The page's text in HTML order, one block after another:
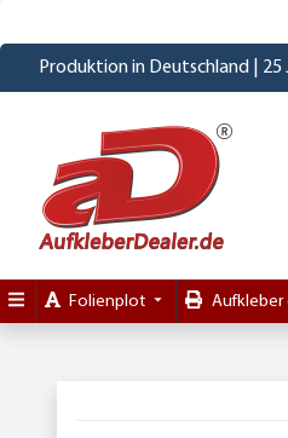
Produktion in Deutschland |
Folienplot Aufkleber